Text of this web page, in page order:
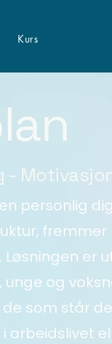
Kurs
-
personlig
Løsningen er
og
som står
i arbeidslivet